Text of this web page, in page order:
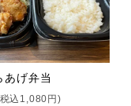
あげ弁当
込1,080円)